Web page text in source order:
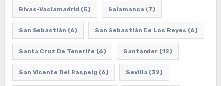
Rivas-Vaciamadrid (5) Salamanca (7)
San Sebastián (6) San Sebastián De Los Reyes (6)
Santa Cruz De Tenerife (6) Santander(12)
San Vicente Del Raspeig (6) Sevilla (32)